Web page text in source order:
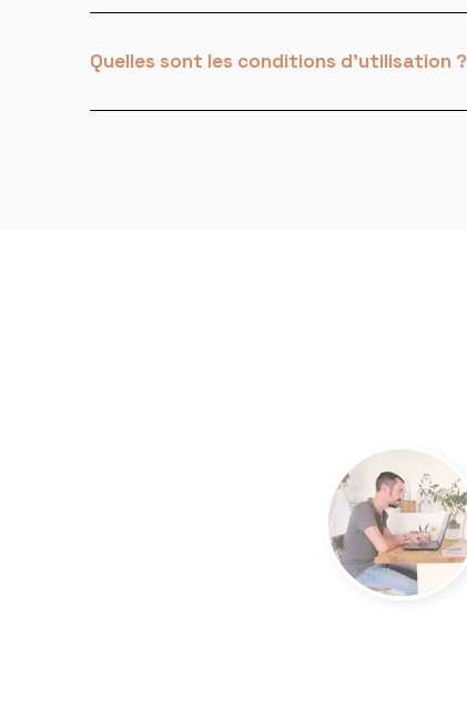
Quelles sont les conditions d'utilisation ?